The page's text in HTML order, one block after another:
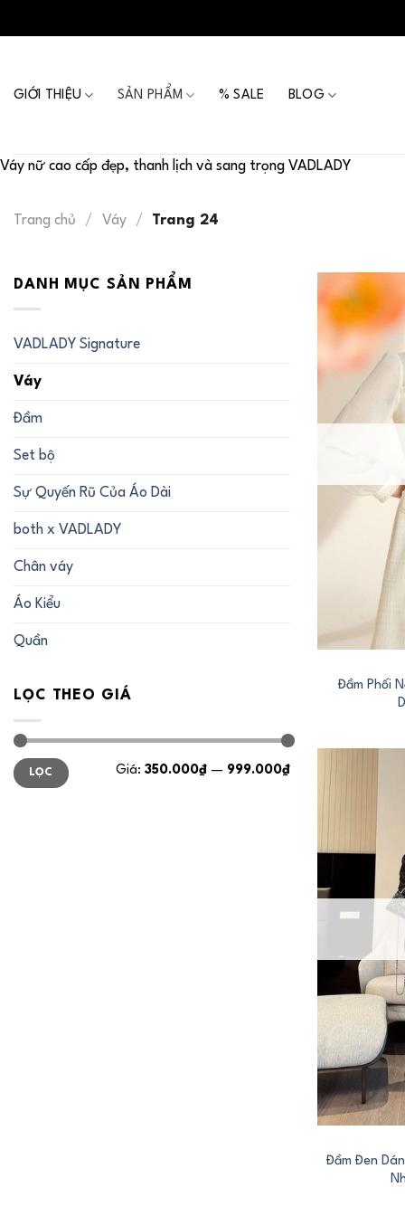
to
GIỚI THIỆU SẢN PHẨM % SALE BLOG
Váy nữ cao cấp đẹp, thanh lịch và sang trọng VADLADY
Trang chủ / Váy / Trang 24
DANH MỤC SẢN PHẨM
VADLADY Signature
Váy
Đầm
Set bộ
Sự Quyến Rũ Của Áo Dài
both x VADLADY
Chân váy
Áo Kiểu
Quần
LỌC THEO GIÁ
Giá
tối
thiểu
Giá
tối
đa
LỌC Giá: 350.000₫ — 999.000₫
Đầm Phối
+
Đầm Đen